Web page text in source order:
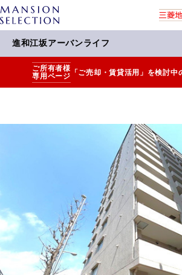
進和江坂アーバンライフ
ご所有者様
専用ページ 「ご売却・賃貸活用」を検討中